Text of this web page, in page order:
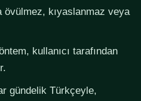
övülmez, kıyaslanmaz veya
kullanıcı tarafından
gündelik Türkçeyle,